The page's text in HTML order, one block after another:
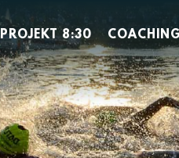
PROJEKT 8:30 COACHING